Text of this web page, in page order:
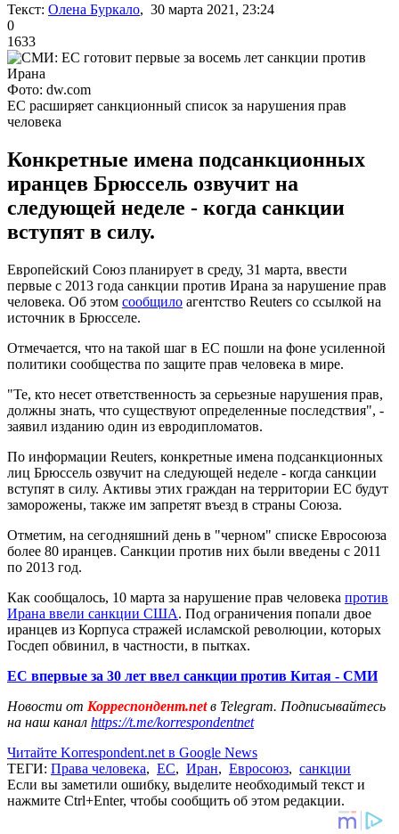
Текст: Олена Буркало, 30 марта 2021, 23:24
0
1633
Фото: dw.com
ЕС расширяет санкционный список за нарушения прав
человека
Конкретные имена подсанкционных
иранцев Брюссель озвучит на
следующей неделе - когда санкции
вступят в силу.
Европейский Союз планирует в среду, 31 марта, ввести
первые с 2013 года санкции против Ирана за нарушение прав
человека. Об этом сообщило агентство Reuters со ссылкой на
источник в Брюсселе.
Отмечается, что на такой шаг в ЕС пошли на фоне усиленной
политики сообщества по защите прав человека в мире.
"Те, кто несет ответственность за серьезные нарушения прав,
должны знать, что существуют определенные последствия", -
заявил изданию один из евродипломатов.
По информации Reuters, конкретные имена подсанкционных
лиц Брюссель озвучит на следующей неделе - когда санкции
вступят в силу. Активы этих граждан на территории ЕС будут
заморожены, также им запретят въезд в страны Союза.
Отметим, на сегодняшний день в "черном" списке Евросоюза
более 80 иранцев. Санкции против них были введены с 2011
по 2013 год.
Как сообщалось, 10 марта за нарушение прав человека против
Ирана ввели санкции США. Под ограничения попали двое
иранцев из Корпуса стражей исламской революции, которых
Госдеп обвинил, в частности, в пытках.
ЕС впервые за 30 лет ввел санкции против Китая - СМИ
Новости от Корреспондент.netв Telegram. Подписывайтесь
на наш канал https://t.me/korrespondentnet
Читайте Korrespondent.net в Google News
ТЕГИ: Права человека, ЕС, Иран, Евросоюз, санкции
Если вы заметили ошибку, выделите необходимый текст и
нажмите Ctrl+Enter, чтобы сообщить об этом редакции.